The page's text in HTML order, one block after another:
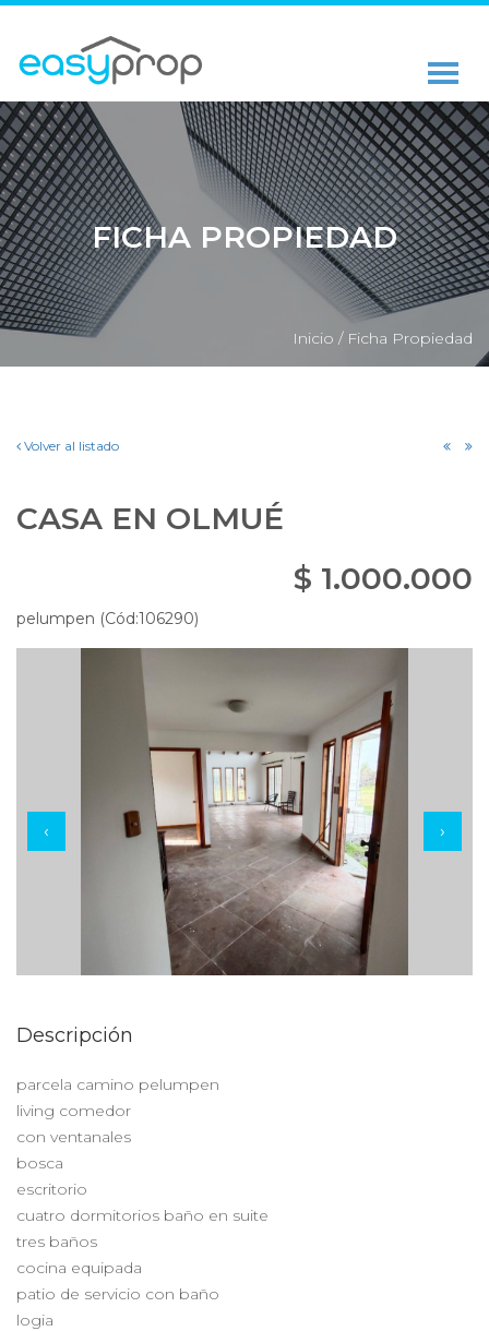
FICHA PROPIEDAD
Inicio / Ficha Propiedad
Volver al listado
CASA EN OLMUÉ
$ 1.000.000
pelumpen (Cód:106290)
‹ ›
Descripción
parcela camino pelumpen
living comedor
con ventanales
bosca
escritorio
cuatro dormitorios baño en suite
tres baños
cocina equipada
patio de servicio con baño
logia